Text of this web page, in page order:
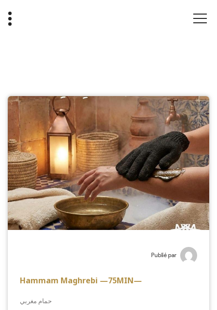
Publié par
Hammam Maghrebi —75MIN—
حمام مغربي